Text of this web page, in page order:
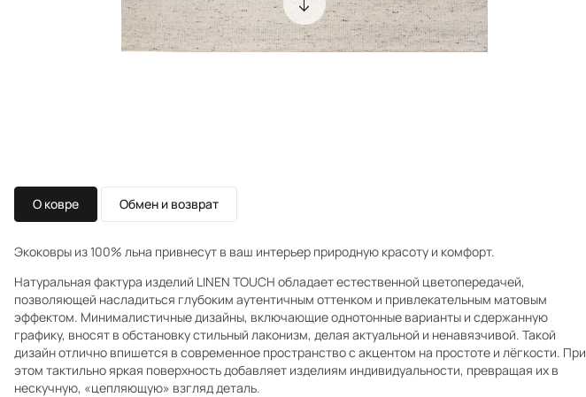
О ковре Обмен и возврат
Экоковры из 100% льна привнесут в ваш интерьер природную красоту и комфорт.
Натуральная фактура изделий LINEN TOUCH обладает естественной цветопередачей,
позволяющей насладиться глубоким аутентичным оттенком и привлекательным матовым
эффектом. Минималистичные дизайны, включающие однотонные варианты и сдержанную
графику, вносят в обстановку стильный лаконизм, делая актуальной и ненавязчивой. Такой
дизайн отлично впишется в современное пространство с акцентом на простоте и лёгкости. При
этом тактильно яркая поверхность добавляет изделиям индивидуальности, превращая их в
нескучную, «цепляющую» взгляд деталь.